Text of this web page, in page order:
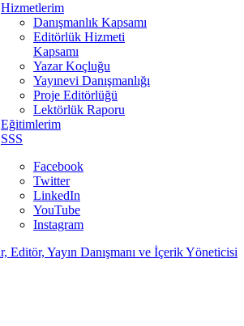
Hizmetlerim
Danışmanlık Kapsamı
Editörlük Hizmeti
Kapsamı
Yazar Koçluğu
Yayınevi Danışmanlığı
Proje Editörlüğü
Lektörlük Raporu
Eğitimlerim
SSS
Facebook
Twitter
LinkedIn
YouTube
Instagram